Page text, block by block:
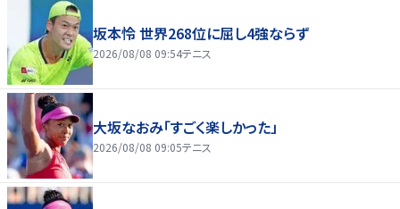
坂本怜 世界268位に屈し4強ならず
2026/08/08 09:54テニス
大坂なおみ「すごく楽しかった」
2026/08/08 09:05テニス